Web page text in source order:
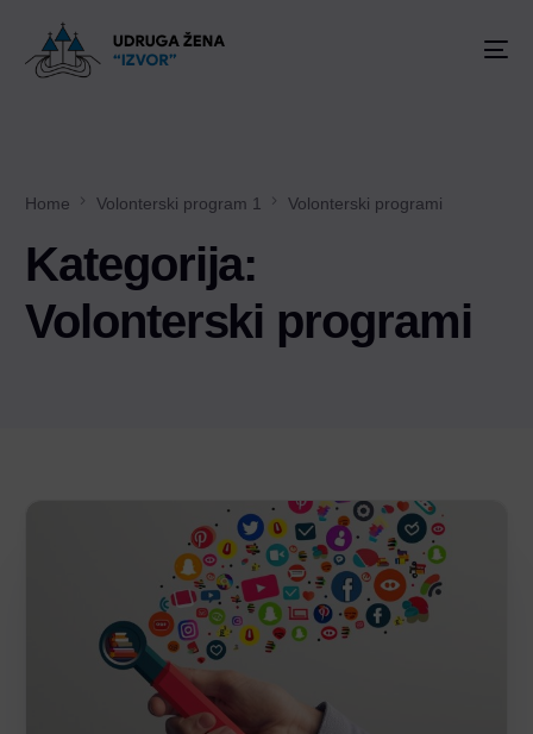
Home Volonterski program 1 Volonterski programi
Kategorija:
Volonterski programi